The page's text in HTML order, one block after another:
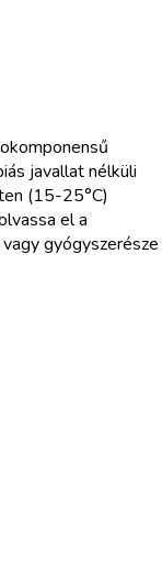
javallat nélküli
(15-25°C)
el a
gyógyszerésze